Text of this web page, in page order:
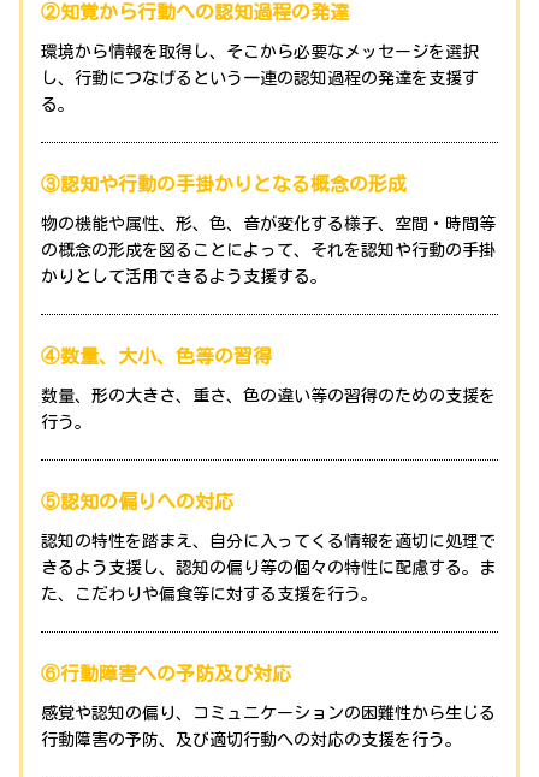
②知覚から行動への認知過程の発達
環境から情報を取得し、そこから必要なメッセージを選択
し、行動につなげるという一連の認知過程の発達を支援す
る。
③認知や行動の手掛かりとなる概念の形成
物の機能や属性、形、色、音が変化する様子、空間・時間等
の概念の形成を図ることによって、それを認知や行動の手掛
かりとして活用できるよう支援する。
④数量、大小、色等の習得
数量、形の大きさ、重さ、色の違い等の習得のための支援を
行う。
⑤認知の偏りへの対応
認知の特性を踏まえ、自分に入ってくる情報を適切に処理で
きるよう支援し、認知の偏り等の個々の特性に配慮する。ま
た、こだわりや偏食等に対する支援を行う。
⑥行動障害への予防及び対応
感覚や認知の偏り、コミュニケーションの困難性から生じる
行動障害の予防、及び適切行動への対応の支援を行う。